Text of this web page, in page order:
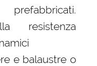
resistenza
e balaustre o